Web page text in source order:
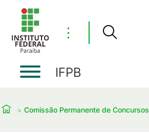
⋮
IFPB
Comissão Permanente de Concursos